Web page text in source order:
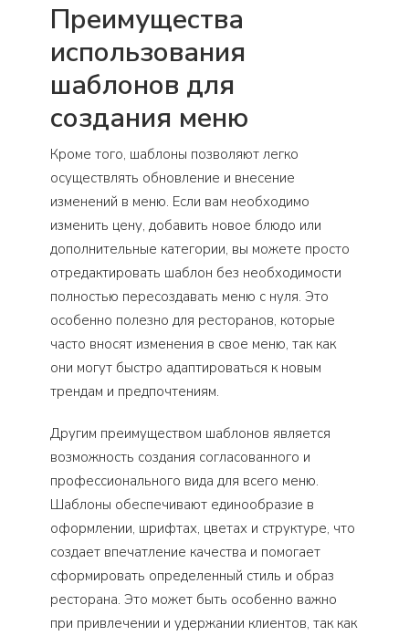
Преимущества
использования
шаблонов для
создания меню
Кроме того, шаблоны позволяют легко
осуществлять обновление и внесение
изменений в меню. Если вам необходимо
изменить цену, добавить новое блюдо или
дополнительные категории, вы можете просто
отредактировать шаблон без необходимости
полностью пересоздавать меню с нуля. Это
особенно полезно для ресторанов, которые
часто вносят изменения в свое меню, так как
они могут быстро адаптироваться к новым
трендам и предпочтениям.
Другим преимуществом шаблонов является
возможность создания согласованного и
профессионального вида для всего меню.
Шаблоны обеспечивают единообразие в
оформлении, шрифтах, цветах и структуре, что
создает впечатление качества и помогает
сформировать определенный стиль и образ
ресторана. Это может быть особенно важно
при привлечении и удержании клиентов, так как